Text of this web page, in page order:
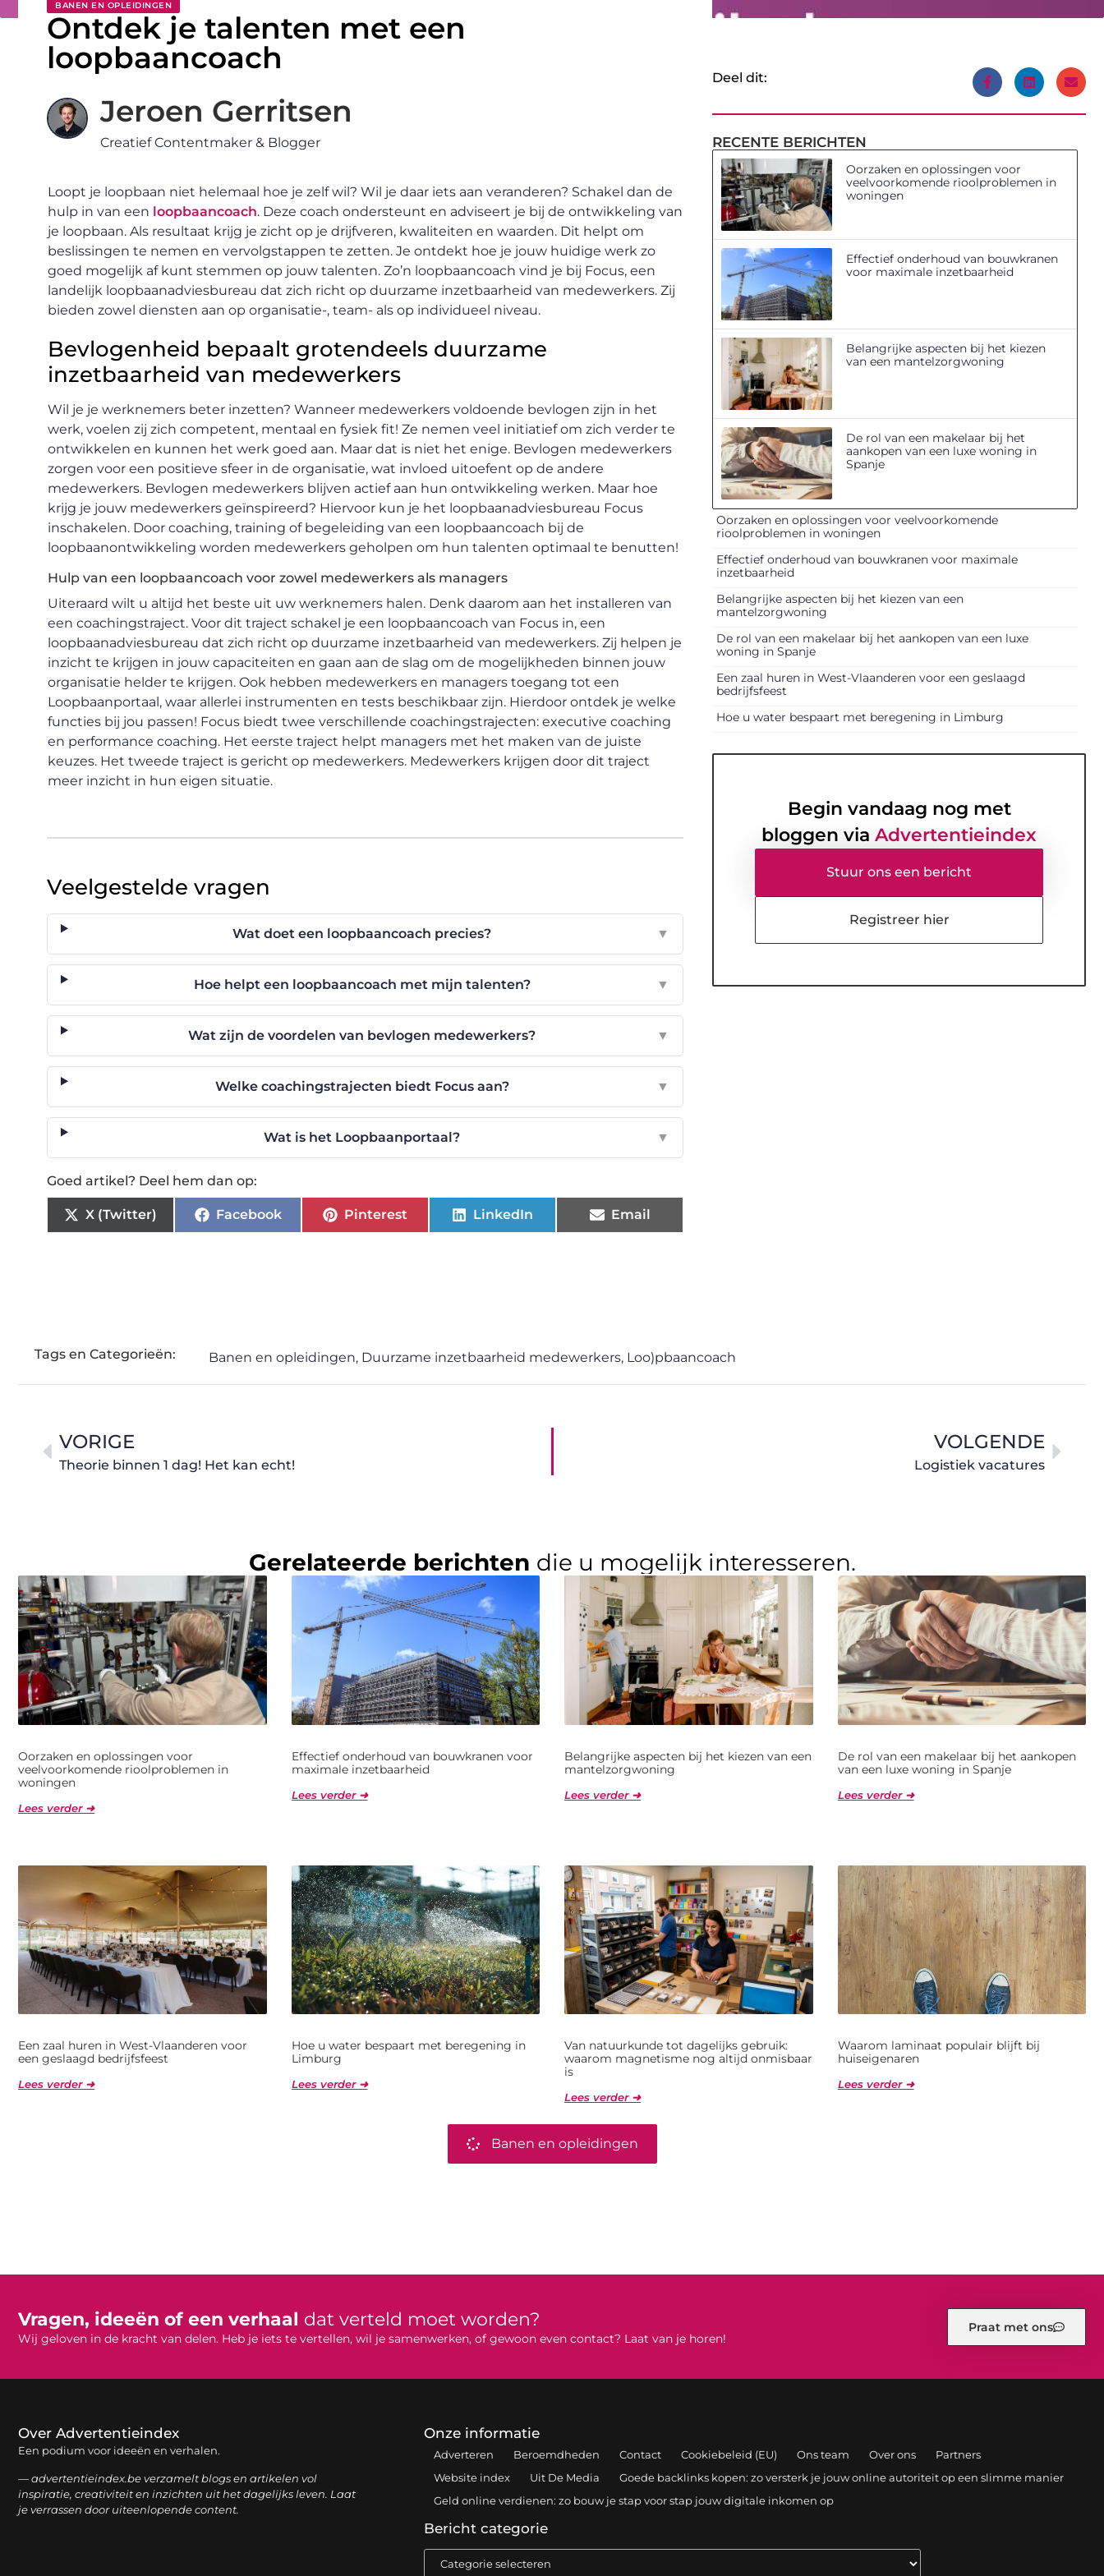
BANEN EN OPLEIDINGEN
Ontdek je talenten met een
loopbaancoach
Jeroen Gerritsen
Creatief Contentmaker & Blogger
Loopt je loopbaan niet helemaal hoe je zelf wil? Wil je daar iets aan veranderen? Schakel dan de
hulp in van een loopbaancoach. Deze coach ondersteunt en adviseert je bij de ontwikkeling van
je loopbaan. Als resultaat krijg je zicht op je drijfveren, kwaliteiten en waarden. Dit helpt om
beslissingen te nemen en vervolgstappen te zetten. Je ontdekt hoe je jouw huidige werk zo
goed mogelijk af kunt stemmen op jouw talenten. Zo’n loopbaancoach vind je bij Focus, een
landelijk loopbaanadviesbureau dat zich richt op duurzame inzetbaarheid van medewerkers. Zij
bieden zowel diensten aan op organisatie-, team- als op individueel niveau.
Bevlogenheid bepaalt grotendeels duurzame
inzetbaarheid van medewerkers
Wil je je werknemers beter inzetten? Wanneer medewerkers voldoende bevlogen zijn in het
werk, voelen zij zich competent, mentaal en fysiek fit! Ze nemen veel initiatief om zich verder te
ontwikkelen en kunnen het werk goed aan. Maar dat is niet het enige. Bevlogen medewerkers
zorgen voor een positieve sfeer in de organisatie, wat invloed uitoefent op de andere
medewerkers. Bevlogen medewerkers blijven actief aan hun ontwikkeling werken. Maar hoe
krijg je jouw medewerkers geïnspireerd? Hiervoor kun je het loopbaanadviesbureau Focus
inschakelen. Door coaching, training of begeleiding van een loopbaancoach bij de
loopbaanontwikkeling worden medewerkers geholpen om hun talenten optimaal te benutten!
Hulp van een loopbaancoach voor zowel medewerkers als managers
Uiteraard wilt u altijd het beste uit uw werknemers halen. Denk daarom aan het installeren van
een coachingstraject. Voor dit traject schakel je een loopbaancoach van Focus in, een
loopbaanadviesbureau dat zich richt op duurzame inzetbaarheid van medewerkers. Zij helpen je
inzicht te krijgen in jouw capaciteiten en gaan aan de slag om de mogelijkheden binnen jouw
organisatie helder te krijgen. Ook hebben medewerkers en managers toegang tot een
Loopbaanportaal, waar allerlei instrumenten en tests beschikbaar zijn. Hierdoor ontdek je welke
functies bij jou passen! Focus biedt twee verschillende coachingstrajecten: executive coaching
en performance coaching. Het eerste traject helpt managers met het maken van de juiste
keuzes. Het tweede traject is gericht op medewerkers. Medewerkers krijgen door dit traject
meer inzicht in hun eigen situatie.
Veelgestelde vragen
Wat doet een loopbaancoach precies? ▼
Hoe helpt een loopbaancoach met mijn talenten? ▼
Wat zijn de voordelen van bevlogen medewerkers? ▼
Welke coachingstrajecten biedt Focus aan? ▼
Wat is het Loopbaanportaal? ▼
Goed artikel? Deel hem dan op:
X (Twitter) Facebook Pinterest LinkedIn Email
Deel dit:
RECENTE BERICHTEN
Oorzaken en oplossingen voor
veelvoorkomende rioolproblemen in
woningen
Effectief onderhoud van bouwkranen
voor maximale inzetbaarheid
Belangrijke aspecten bij het kiezen
van een mantelzorgwoning
De rol van een makelaar bij het
aankopen van een luxe woning in
Spanje
Oorzaken en oplossingen voor veelvoorkomende
rioolproblemen in woningen
Effectief onderhoud van bouwkranen voor maximale
inzetbaarheid
Belangrijke aspecten bij het kiezen van een
mantelzorgwoning
De rol van een makelaar bij het aankopen van een luxe
woning in Spanje
Een zaal huren in West-Vlaanderen voor een geslaagd
bedrijfsfeest
Hoe u water bespaart met beregening in Limburg
Begin vandaag nog met
bloggen via Advertentieindex
Stuur ons een bericht
Registreer hier
Tags en Categorieën: Banen en opleidingen, Duurzame inzetbaarheid medewerkers, Loo)pbaancoach
VORIGE
Theorie binnen 1 dag! Het kan echt!
VOLGENDE
Logistiek vacatures
Gerelateerde berichten die u mogelijk interesseren.
Oorzaken en oplossingen voor
veelvoorkomende rioolproblemen in
woningen
Lees verder ➜
Effectief onderhoud van bouwkranen voor
maximale inzetbaarheid
Lees verder ➜
Belangrijke aspecten bij het kiezen van een
mantelzorgwoning
Lees verder ➜
De rol van een makelaar bij het aankopen
van een luxe woning in Spanje
Lees verder ➜
Een zaal huren in West-Vlaanderen voor
een geslaagd bedrijfsfeest
Lees verder ➜
Hoe u water bespaart met beregening in
Limburg
Lees verder ➜
Van natuurkunde tot dagelijks gebruik:
waarom magnetisme nog altijd onmisbaar
is
Lees verder ➜
Waarom laminaat populair blijft bij
huiseigenaren
Lees verder ➜
Banen en opleidingen
Vragen, ideeën of een verhaal dat verteld moet worden?
Wij geloven in de kracht van delen. Heb je iets te vertellen, wil je samenwerken, of gewoon even contact? Laat van je horen!
Praat met ons
Over Advertentieindex
Een podium voor ideeën en verhalen.
— advertentieindex.be verzamelt blogs en artikelen vol
inspiratie, creativiteit en inzichten uit het dagelijks leven. Laat
je verrassen door uiteenlopende content.
Onze informatie
Adverteren Beroemdheden Contact Cookiebeleid (EU) Ons team Over ons
Partners
Website index
Uit De Media
Goede backlinks kopen: zo versterk je jouw online autoriteit op een slimme manier
Geld online verdienen: zo bouw je stap voor stap jouw digitale inkomen op
Bericht categorie